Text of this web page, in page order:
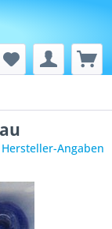
Hersteller-Angaben